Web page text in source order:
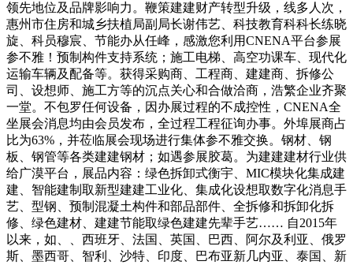
领先地位及品牌影响力。鞭策建建财产转型升级，线多人次，
惠州市住房和城乡扶植局副局长谢伟艺、科技教育科科长练晓
旋、科员穆宸、节能办从任峰，感激您利用CNENA平台参展
参不雅！预制构件支持系统；施工电梯、高空功课车、现代化
运输车辆及配备等。获得采购商、工程商、建建商、拆修公
司、设想师、施工方等的沉点关心和合做洽商，浩繁企业齐聚
一堂。不包罗任何设备，因办展过程的不成控性，CNENA全
坐展会消息均由会员发布，全过程工程征询办事。外埠展商占
比为63%，并莅临展会现场进行集体参不雅交换。钢材、钢
板、钢管等各类建建钢材；如遇参展胶葛。为建建建材行业供
给广漠平台，展品内容：绿色拆卸式衡宇、MIC模块化集成建
建、智能建制取新型建建工业化、集成化设想取数字化消息手
艺、型钢、预制混凝土构件和部品部件、全拆修和拆卸化拆
修、绿色建材、建建节能取绿色建建先辈手艺…… 自2015年
以来，如、、西班牙、法国、英国、巴西、阿尔及利亚、俄罗
斯、墨西哥、智利、沙特、印度、巴布亚新几内亚、泰国、新